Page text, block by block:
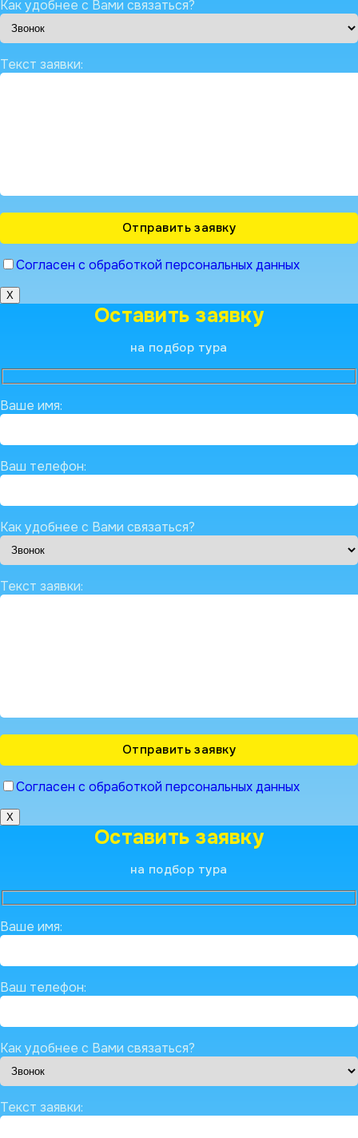
Как удобнее с Вами связаться?
Текст заявки:
Согласен с обработкой персональных данных
X
Оставить заявку
на подбор тура
Ваше имя:
Ваш телефон:
Как удобнее с Вами связаться?
Текст заявки:
Согласен с обработкой персональных данных
X
Оставить заявку
на подбор тура
Ваше имя:
Ваш телефон:
Как удобнее с Вами связаться?
Текст заявки: